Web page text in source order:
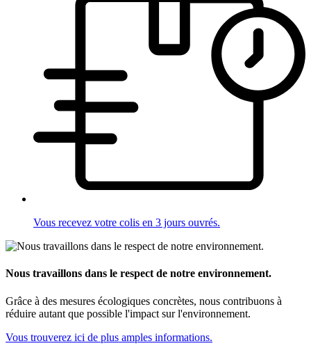
Vous recevez votre colis en 3 jours ouvrés.
Nous travaillons dans le respect de notre environnement.
Grâce à des mesures écologiques concrètes, nous contribuons à
réduire autant que possible l'impact sur l'environnement.
Vous trouverez ici de plus amples informations.